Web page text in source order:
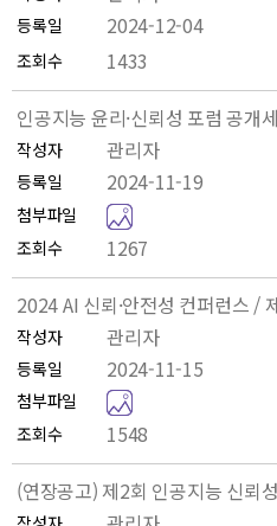
p
n
g
성
비
스
윤
리
영
향
평
가
공
개
토
론
회
개
최
등록일 2024-12-04
조회수
1433
인공지능 윤리·신뢰성 포럼 공
작성자 관리자
등록일 2024-11-19
첨부파일
2
0
2
4
_
인
공
지
능
_
윤
조회수
1267
작성자 관리자
등록일 2024-11-15
첨부파일
2
0
2
4
_
조회수
1548
(연장공고) 제2회 인공지능 신뢰